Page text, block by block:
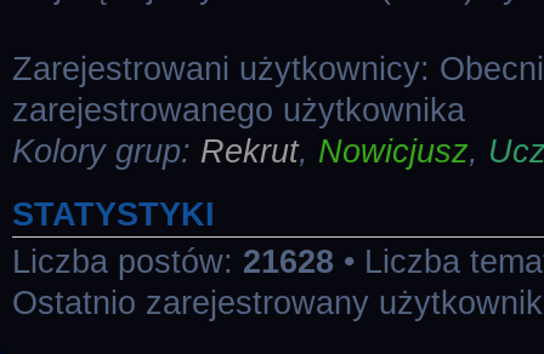
Zarejestrowani użytkownicy:
zarejestrowanego użytkownika
Kolory grup: Rekrut, Nowicjusz,
STATYSTYKI
Liczba postów: 21628 • Liczba
Ostatnio zarejestrowany